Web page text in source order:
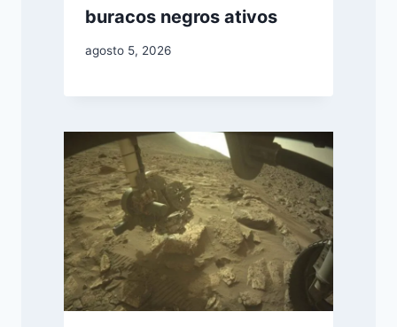
buracos negros ativos
agosto 5, 2026